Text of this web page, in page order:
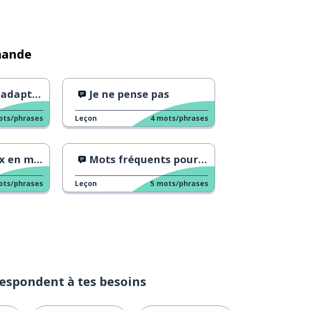
phrases
Je ne pense pas
Leçon 4 mots/phrases
phrases
Mots fréquents pour exprimer le bonheur
Leçon 5 mots/phrases
à tes besoins